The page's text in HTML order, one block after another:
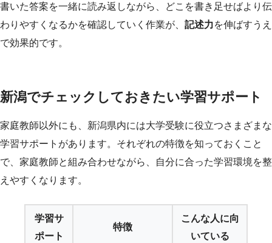
書いた答案を一緒に読み返しながら、どこを書き足せばより伝
わりやすくなるかを確認していく作業が、 記述力を伸ばすうえ
で効果的です。
新潟でチェックしておきたい学習サポート
家庭教師以外にも、新潟県内には大学受験に役立つさまざまな
学習サポートがあります。それぞれの特徴を知っておくこと
で、家庭教師と組み合わせながら、自分に合った学習環境を整
えやすくなります。
学習サ
ポート
特徴
こんな人に向
いている